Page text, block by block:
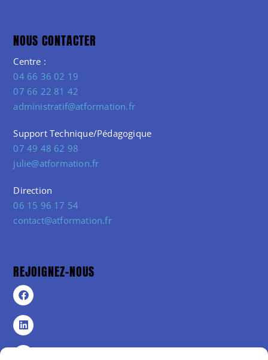
NOUS CONTACTER
Centre :
04 66 36 02 19
07 66 22 81 42
administratif@atformation.fr
Support Technique/Pédagogique
07 49 48 62 98
julie@atformation.fr
Direction
06 15 96 17 54
contact@atformation.fr
REJOIGNEZ-NOUS